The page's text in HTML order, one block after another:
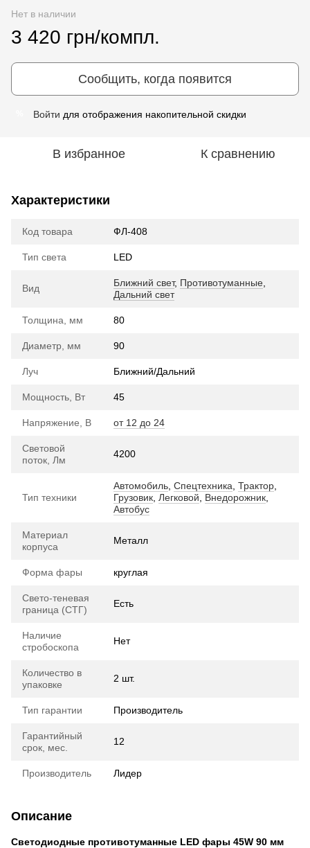
Нет в наличии
3 420 грн/компл.
Сообщить, когда появится
Войти для отображения накопительной скидки
В избранное К сравнению
Характеристики
Код товара ФЛ-408
Тип света LED
Вид Ближний свет, Противотуманные
Дальний свет
Толщина, мм 80
Диаметр, мм 90
Луч Ближний/Дальний
Мощность, Вт 45
Напряжение, В от 12 до 24
Световой
поток, Лм
4200
Тип техники
Автомобиль Спецтехника Трактор
Грузовик Легковой Внедорожник
Автобус
Материал
корпуса
Металл
Форма фары круглая
Свето-теневая
граница (СТГ)
Есть
Наличие
стробоскопа
Нет
Количество в
упаковке
2 шт.
Тип гарантии Производитель
Гарантийный
срок, мес.
12
Производитель Лидер
Описание
Светодиодные противотуманные LED фары 45W 90 мм